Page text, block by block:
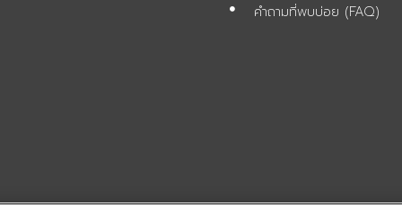
คำถามที่พบบ่อย (FAQ)